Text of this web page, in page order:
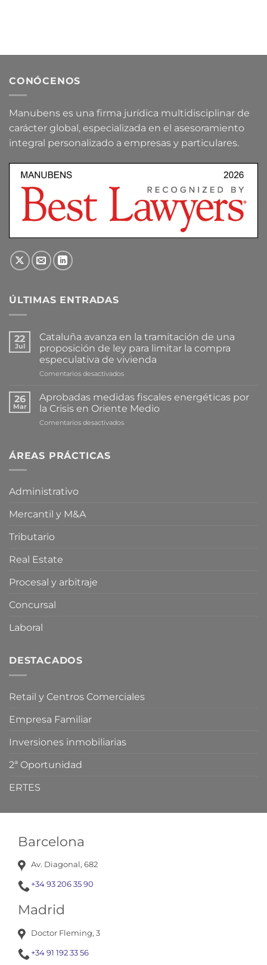
Barcelona
Av. Diagonal, 682
+34 93 206 35 90
Madrid
Doctor Fleming, 3
+34 91 192 33 56
CONÓCENOS
Manubens es una firma jurídica multidisciplinar de
carácter global, especializada en el asesoramiento
integral personalizado a empresas y particulares.
ÚLTIMAS ENTRADAS
22
Jul
Cataluña avanza en la tramitación de una
proposición de ley para limitar la compra
especulativa de vivienda
Comentarios desactivadosen
avanza
en
la
tramitación
26
Mar
Aprobadas medidas fiscales energéticas por
la Crisis en Oriente Medio
Comentarios desactivadosen
ÁREAS PRÁCTICAS
Administrativo
Mercantil y M&A
Tributario
Real Estate
Procesal y arbitraje
Concursal
Laboral
DESTACADOS
Retail y Centros Comerciales
Empresa Familiar
Inversiones inmobiliarias
2ª Oportunidad
ERTES